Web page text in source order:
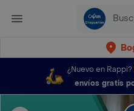
¿Nuevo en Rappi?
envíos gratis